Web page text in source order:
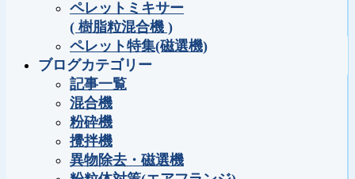
ペレットミキサー
( 樹脂粒混合機 )
ペレット特集(磁選機)
ブログカテゴリー
記事一覧
混合機
粉砕機
攪拌機
異物除去・磁選機